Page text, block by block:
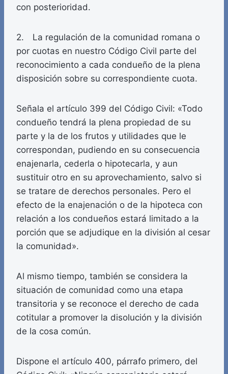
con posterioridad.
2. La regulación de la comunidad romana o
por cuotas en nuestro Código Civil parte del
reconocimiento a cada condueño de la plena
disposición sobre su correspondiente cuota.
Señala el artículo 399 del Código Civil: «Todo
condueño tendrá la plena propiedad de su
parte y la de los frutos y utilidades que le
correspondan, pudiendo en su consecuencia
enajenarla, cederla o hipotecarla, y aun
sustituir otro en su aprovechamiento, salvo si
se tratare de derechos personales. Pero el
efecto de la enajenación o de la hipoteca con
relación a los condueños estará limitado a la
porción que se adjudique en la división al cesar
la comunidad».
Al mismo tiempo, también se considera la
situación de comunidad como una etapa
transitoria y se reconoce el derecho de cada
cotitular a promover la disolución y la división
de la cosa común.
Dispone el artículo 400, párrafo primero, del